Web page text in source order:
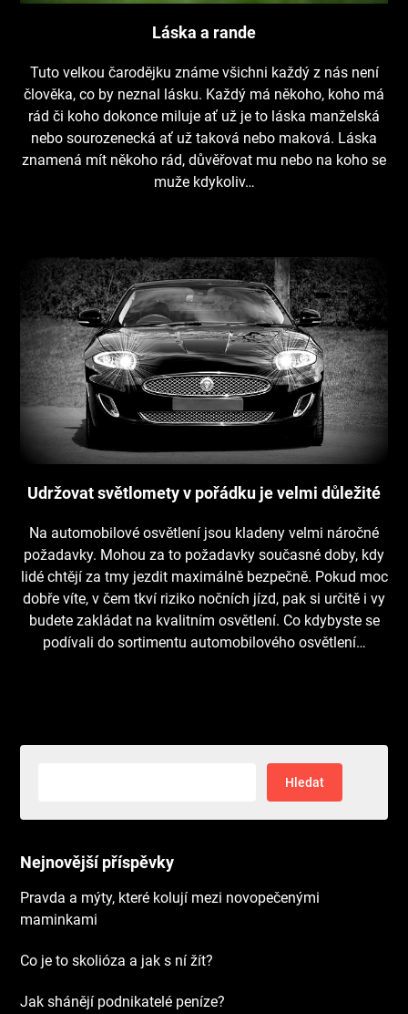
Láska a rande
Tuto velkou čarodějku známe všichni každý z nás není
člověka, co by neznal lásku. Každý má někoho, koho má
rád či koho dokonce miluje ať už je to láska manželská
nebo sourozenecká ať už taková nebo maková. Láska
znamená mít někoho rád, důvěřovat mu nebo na koho se
muže kdykoliv…
Udržovat světlomety v pořádku je velmi důležité
Na automobilové osvětlení jsou kladeny velmi náročné
požadavky. Mohou za to požadavky současné doby, kdy
lidé chtějí za tmy jezdit maximálně bezpečně. Pokud moc
dobře víte, v čem tkví riziko nočních jízd, pak si určitě i vy
budete zakládat na kvalitním osvětlení. Co kdybyste se
podívali do sortimentu automobilového osvětlení…
Nejnovější příspěvky
Pravda a mýty, které kolují mezi novopečenými
maminkami
Co je to skolióza a jak s ní žít?
Jak shánějí podnikatelé peníze?